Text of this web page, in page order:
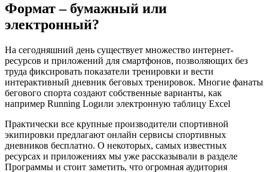
Формат – бумажный или
электронный?
На сегодняшний день существует множество интернет-
ресурсов и приложений для смартфонов, позволяющих без
труда фиксировать показатели тренировки и вести
интерактивный дневник беговых тренировок. Многие фанаты
бегового спорта создают собственные варианты, как
например Running Logили электронную таблицу Excel
Практически все крупные производители спортивной
экипировки предлагают онлайн сервисы спортивных
дневников бесплатно. О некоторых, самых известных
ресурсах и приложениях мы уже рассказывали в разделе
Программы и стоит заметить, что огромная аудитория